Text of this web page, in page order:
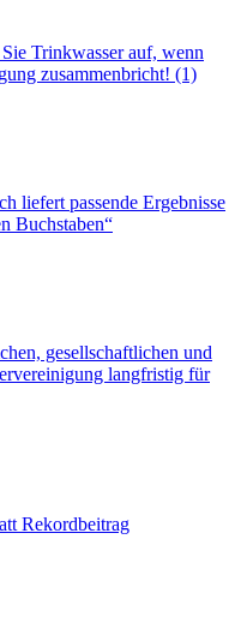
Trinkwasser auf, wenn
zusammenbricht! (1)
liefert passende Ergebnisse
Buchstaben“
gesellschaftlichen und
langfristig für
Rekordbeitrag